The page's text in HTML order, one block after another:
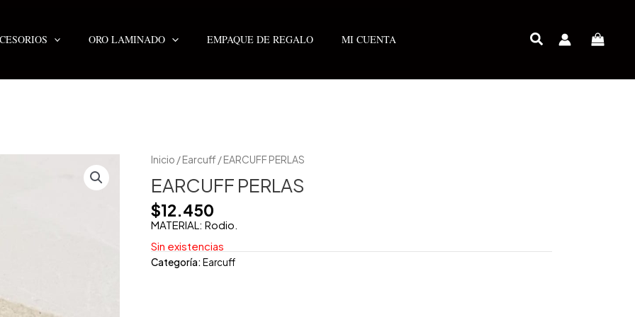
ORO LAMINADO EMPAQUE DE REGALO MI CUENTA
Inicio /Earcuff/ EARCUFF PERLAS
EARCUFF PERLAS
$12.450
MATERIAL: Rodio.
Sin existencias
Categoría: Earcuff